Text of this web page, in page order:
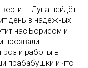
— Луна пойдёт
день в надёжных
нас Борисом и
прозвали
и работы в
прабабушки и что